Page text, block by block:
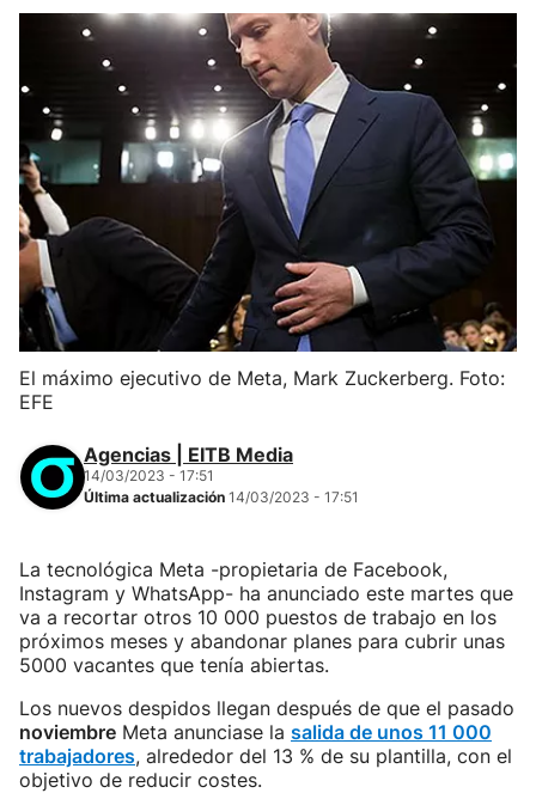
El máximo ejecutivo de Meta, Mark Zuckerberg. Foto:
EFE
Agencias | EITB Media
14/03/2023 - 17:51
Última actualización 14/03/2023 - 17:51
La tecnológica Meta -propietaria de Facebook,
Instagram y WhatsApp- ha anunciado este martes que
va a recortar otros 10 000 puestos de trabajo en los
próximos meses y abandonar planes para cubrir unas
5000 vacantes que tenía abiertas.
Los nuevos despidos llegan después de que el pasado
noviembre Meta anunciase la salida de unos 11 000
trabajadores, alrededor del 13 % de su plantilla, con el
objetivo de reducir costes.